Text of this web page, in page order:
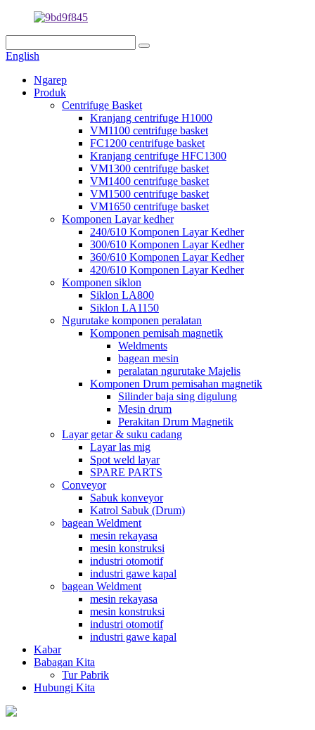
English
Ngarep
Produk
Centrifuge Basket
Kranjang centrifuge H1000
VM1100 centrifuge basket
FC1200 centrifuge basket
Kranjang centrifuge HFC1300
VM1300 centrifuge basket
VM1400 centrifuge basket
VM1500 centrifuge basket
VM1650 centrifuge basket
Komponen Layar kedher
240/610 Komponen Layar Kedher
300/610 Komponen Layar Kedher
360/610 Komponen Layar Kedher
420/610 Komponen Layar Kedher
Komponen siklon
Siklon LA800
Siklon LA1150
Ngurutake komponen peralatan
Komponen pemisah magnetik
Weldments
bagean mesin
peralatan ngurutake Majelis
Komponen Drum pemisahan magnetik
Silinder baja sing digulung
Mesin drum
Perakitan Drum Magnetik
Layar getar & suku cadang
Layar las mig
Spot weld layar
SPARE PARTS
Conveyor
Sabuk konveyor
Katrol Sabuk (Drum)
bagean Weldment
mesin rekayasa
mesin konstruksi
industri otomotif
industri gawe kapal
bagean Weldment
mesin rekayasa
mesin konstruksi
industri otomotif
industri gawe kapal
Kabar
Babagan Kita
Tur Pabrik
Hubungi Kita